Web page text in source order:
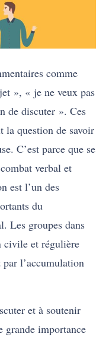
comme
», « je ne veux pas
de discuter ». Ces
la question de savoir
C’est parce que se
verbal et
est l’un des
du
Les groupes dans
civile et régulière
par l’accumulation
et à soutenir
grande importance